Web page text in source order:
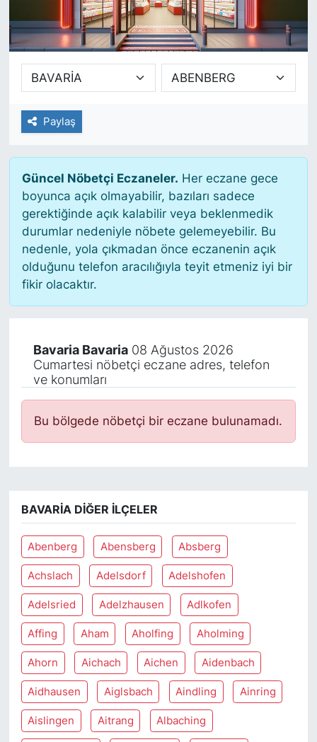
Paylaş
Güncel Nöbetçi Eczaneler. Her eczane gece
boyunca açık olmayabilir, bazıları sadece
gerektiğinde açık kalabilir veya beklenmedik
durumlar nedeniyle nöbete gelemeyebilir. Bu
nedenle, yola çıkmadan önce eczanenin açık
olduğunu telefon aracılığıyla teyit etmeniz iyi bir
fikir olacaktır.
Bavaria Bavaria08 Ağustos 2026
Cumartesi nöbetçi eczane adres, telefon
ve konumları
Bu bölgede nöbetçi bir eczane bulunamadı.
BAVARIA DIĞER İLÇELER
Abenberg Abensberg Absberg
Achslach Adelsdorf Adelshofen
Adelsried Adelzhausen Adlkofen
Affing Aham Aholfing Aholming
Ahorn Aichach Aichen Aidenbach
Aidhausen Aiglsbach Aindling Ainring
Aislingen Aitrang Albaching
SİYASET
SAĞLIK